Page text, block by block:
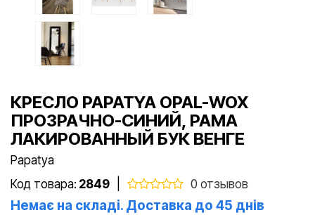
КРЕСЛО PAPATYA OPAL-WOX
ПРОЗРАЧНО-СИНИЙ, РАМА
ЛАКИРОВАННЫЙ БУК ВЕНГЕ
Papatya
Код товара: 2849 0 отзывов
Немає на складі. Доставка до 45 днів